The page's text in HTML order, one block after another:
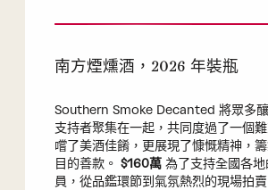
南方煙燻酒，2026 年裝瓶
Southern Smoke Decanted 將眾多
支持者聚集在一起，共同度過了一個
嚐了美酒佳餚，更展現了慷慨精神，
目的善款。 $160萬為了支持全國各地
員，從品鑑環節到氣氛熱烈的現場拍